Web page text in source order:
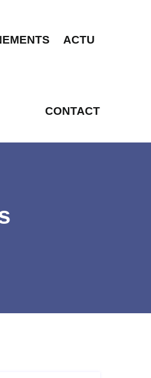
ACTU
CONTACT